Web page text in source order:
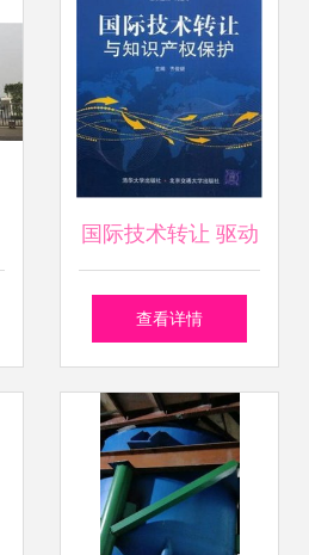
值
国际技术转让 驱动
全球创新与发展的
查看详情